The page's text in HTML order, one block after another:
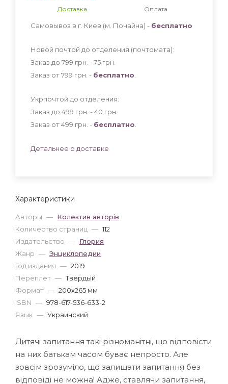
Характеристики
Авторы — Колектив авторів
Количество страниц — 112
Издательство — Глория
Жанр — Энциклопедии
Год издания — 2019
Переплет — Твердый
Формат — 200x265 мм
ISBN — 978-617-536-633-2
Язык — Украинский
Доставка
Оплата
Самовывоз в г. Киев (м. Почайна) - бесплатно
Новой почтой до отделения (почтомата):
Заказ до 799 грн. - 75 грн
Заказ от 799 грн. - бесплатно
Укрпочтой до отделения:
Заказ до 499 грн. - 40 грн
Заказ от 499 грн. - бесплатно
Детальнее о доставке
Дитячі запитання такі різноманітні, що відповісти
на них батькам часом буває непросто. Але
зовсім зрозуміло, що залишати запитання без
відповіді не можна! Адже, ставлячи запитання,